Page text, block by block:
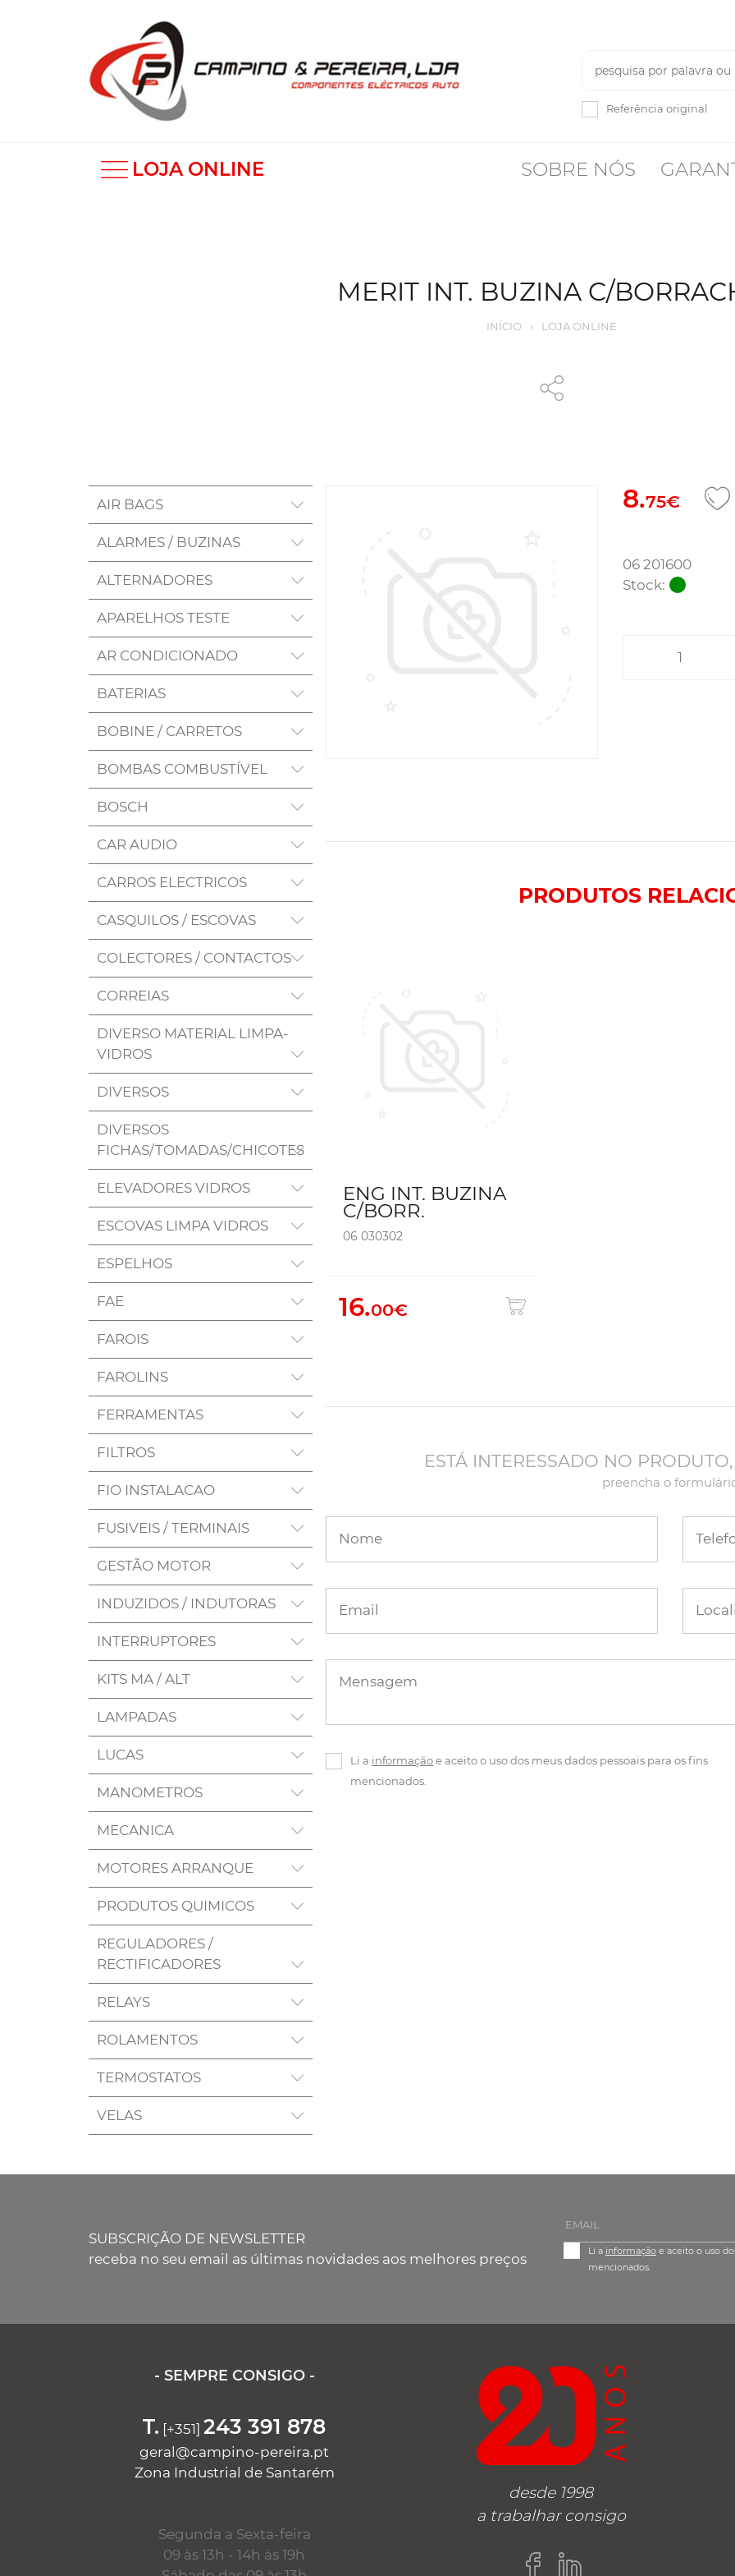
Referência original
LOJA ONLINE SOBRE NÓS
MERIT INT. BUZINA C/
INÍCIO › LOJA ONLINE
AIR BAGS
ALARMES / BUZINAS
ALTERNADORES
APARELHOS TESTE
AR CONDICIONADO
BATERIAS
BOBINE / CARRETOS
BOMBAS COMBUSTÍVEL
BOSCH
CAR AUDIO
CARROS ELECTRICOS
CASQUILOS / ESCOVAS
COLECTORES / CONTACTOS
CORREIAS
DIVERSO MATERIAL LIMPA-
VIDROS
DIVERSOS
DIVERSOS
FICHAS/TOMADAS/CHICOTES
ELEVADORES VIDROS
ESCOVAS LIMPA VIDROS
ESPELHOS
FAE
FAROIS
FAROLINS
FERRAMENTAS
FILTROS
FIO INSTALACAO
FUSIVEIS / TERMINAIS
GESTÃO MOTOR
INDUZIDOS / INDUTORAS
INTERRUPTORES
KITS MA / ALT
LAMPADAS
LUCAS
MANOMETROS
MECANICA
MOTORES ARRANQUE
PRODUTOS QUIMICOS
REGULADORES /
RECTIFICADORES
RELAYS
ROLAMENTOS
TERMOSTATOS
VELAS
8.75€
06 201600
Stock:
PRODUTOS
ENG INT. BUZINA
C/BORR.
06 030302
16.00€
ESTÁ INTERESSADO NO
preencha o
Nome
Email
Mensagem
Li a informaçãoe aceito o uso dos meus dados pessoais para os fins
mencionados.
SUBSCRIÇÃO DE NEWSLETTER
receba no seu email as últimas novidades aos melhores preços
Li a informação e aceito o uso
mencionados.
- SEMPRE CONSIGO -
T. [+351]243 391 878
geral@campino-pereira.pt
Zona Industrial de Santarém
Segunda a Sexta-feira
09 às 13h - 14h às 19h
desde 1998
a trabalhar consigo